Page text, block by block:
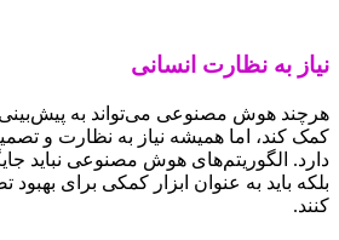
نیاز به نظارت انسانی
هرچند هوش مصنوعی می‌تواند به
کمک کند، اما همیشه نیاز به نظارت و
دارد. الگوریتم‌های هوش مصنوعی نباید
بلکه باید به عنوان ابزار کمکی برای
کنند.